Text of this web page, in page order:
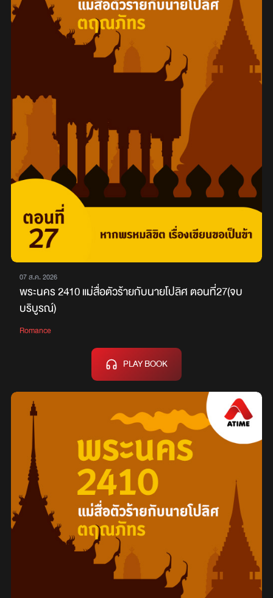
07 ส.ค. 2026
พระนคร 2410 แม่สื่อตัวร้ายกับนายโปลิศ ตอนที่27(จบ
บริบูรณ์)
Romance
PLAY BOOK